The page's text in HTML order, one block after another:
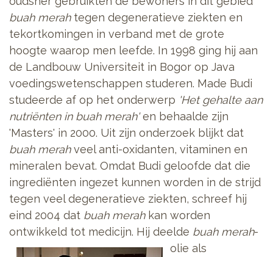
buah merahtegen degeneratieve ziekten en
tekortkomingen in verband met de grote
hoogte waarop men leefde. In 1998 ging hij aan
de Landbouw Universiteit in Bogor op Java
voedingswetenschappen studeren. Made Budi
studeerde af op het onderwerp 'Het gehalte aan
nutriënten in buah merah'en behaalde zijn
'Masters' in 2000. Uit zijn onderzoek blijkt dat
buah merahveel anti-oxidanten, vitaminen en
mineralen bevat. Omdat Budi geloofde dat die
ingrediënten ingezet kunnen worden in de strijd
tegen veel degeneratieve ziekten, schreef hij
eind 2004 dat buah merahkan worden
ontwikkeld tot medicijn. Hij deelde buah merah-
olie als